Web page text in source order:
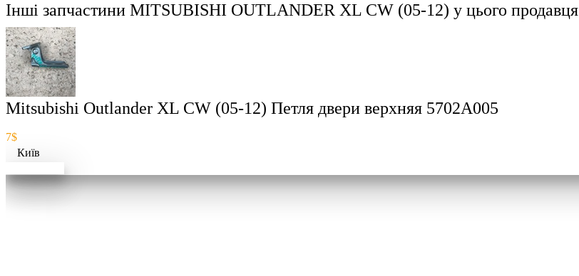
Інші запчастини MITSUBISHI OUTLANDER XL CW (05-12) у цього продавця
Mitsubishi Outlander XL CW (05-12) Петля двери верхняя 5702A005
7$
Київ